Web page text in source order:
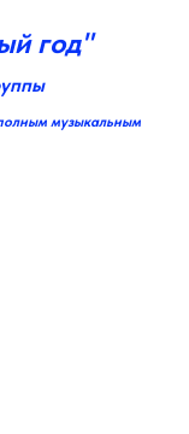
год"
музыкальным